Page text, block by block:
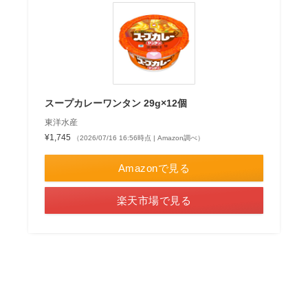
スープカレーワンタン 29g×12個
東洋水産
¥1,745
（2026/07/16 16:56時点 | Amazon調べ）
Amazonで見る
楽天市場で見る